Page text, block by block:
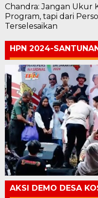
Chandra: Jangan Ukur
Program, tapi dari
Terselesaikan
HPN 2024-
AKSI DEMO DESA